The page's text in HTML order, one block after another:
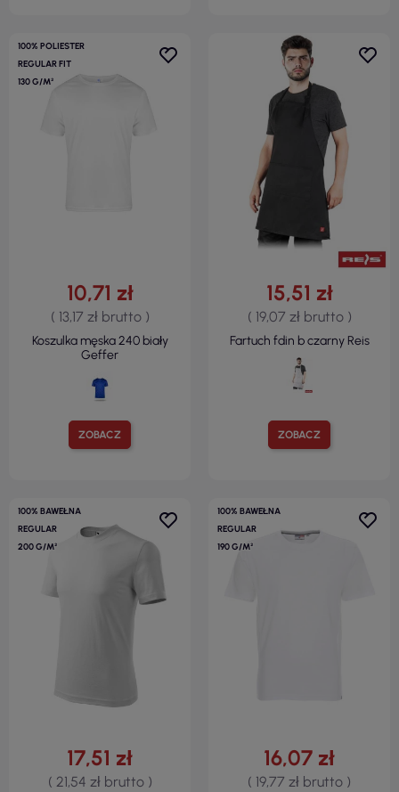
100% POLIESTER
REGULAR FIT
130 G/M²
ZOBACZ
10,71 zł
( 13,17 zł brutto )
Koszulka męska 240 biały
Geffer
ZOBACZ
15,51 zł
( 19,07 zł brutto )
Fartuch fdin b czarny Reis
100% BAWEŁNA
REGULAR
200 G/M²
17,51 zł
( 21,54 zł brutto )
100% BAWEŁNA
REGULAR
190 G/M²
16,07 zł
( 19,77 zł brutto )